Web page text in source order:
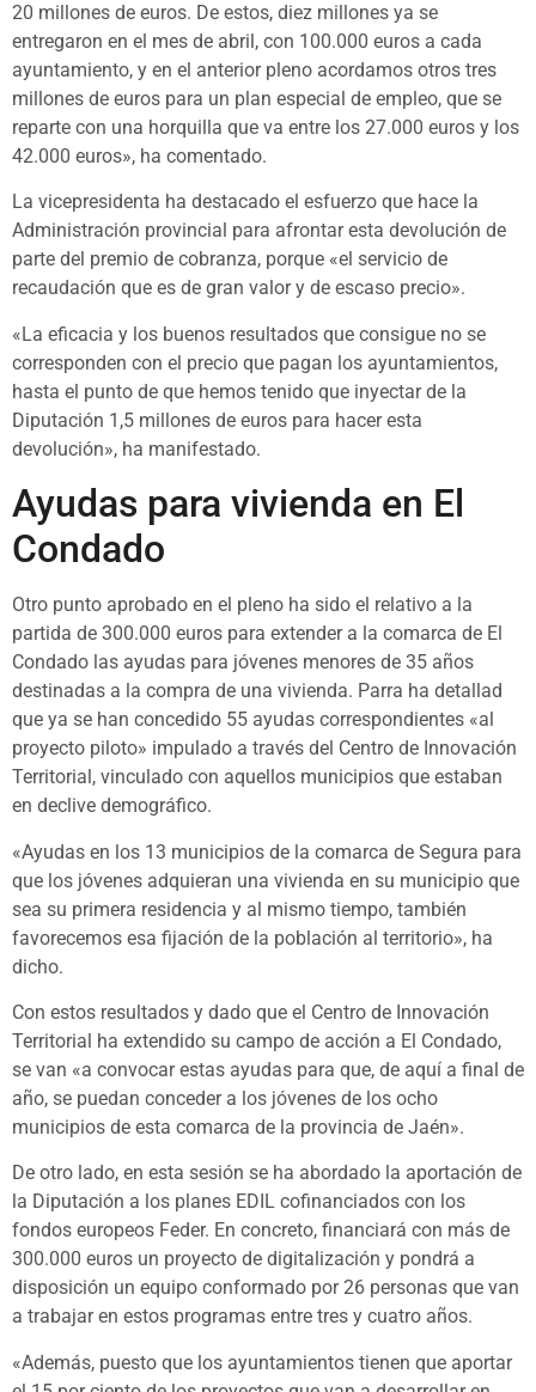
20 millones de euros. De estos, diez millones ya se
entregaron en el mes de abril, con 100.000 euros a cada
ayuntamiento, y en el anterior pleno acordamos otros tres
millones de euros para un plan especial de empleo, que se
reparte con una horquilla que va entre los 27.000 euros y los
42.000 euros», ha comentado.
La vicepresidenta ha destacado el esfuerzo que hace la
Administración provincial para afrontar esta devolución de
parte del premio de cobranza, porque «el servicio de
recaudación que es de gran valor y de escaso precio».
«La eficacia y los buenos resultados que consigue no se
corresponden con el precio que pagan los ayuntamientos,
hasta el punto de que hemos tenido que inyectar de la
Diputación 1,5 millones de euros para hacer esta
devolución», ha manifestado.
Ayudas para vivienda en El
Condado
Otro punto aprobado en el pleno ha sido el relativo a la
partida de 300.000 euros para extender a la comarca de El
Condado las ayudas para jóvenes menores de 35 años
destinadas a la compra de una vivienda. Parra ha detallad
que ya se han concedido 55 ayudas correspondientes «al
proyecto piloto» impulado a través del Centro de Innovación
Territorial, vinculado con aquellos municipios que estaban
en declive demográfico.
«Ayudas en los 13 municipios de la comarca de Segura para
que los jóvenes adquieran una vivienda en su municipio que
sea su primera residencia y al mismo tiempo, también
favorecemos esa fijación de la población al territorio», ha
dicho.
Con estos resultados y dado que el Centro de Innovación
Territorial ha extendido su campo de acción a El Condado,
se van «a convocar estas ayudas para que, de aquí a final de
año, se puedan conceder a los jóvenes de los ocho
municipios de esta comarca de la provincia de Jaén».
De otro lado, en esta sesión se ha abordado la aportación de
la Diputación a los planes EDIL cofinanciados con los
fondos europeos Feder. En concreto, financiará con más de
300.000 euros un proyecto de digitalización y pondrá a
disposición un equipo conformado por 26 personas que van
a trabajar en estos programas entre tres y cuatro años.
«Además, puesto que los ayuntamientos tienen que aportar